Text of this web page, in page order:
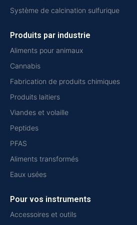
Système de calcination sulfurique
Produits par industrie
Aliments pour animaux
Cannabis
Fabrication de produits chimiques
Produits laitiers
Viandes et volaille
Peptides
PFAS
Aliments transformés
Eaux usées
Pour vos instruments
Accessoires et outils